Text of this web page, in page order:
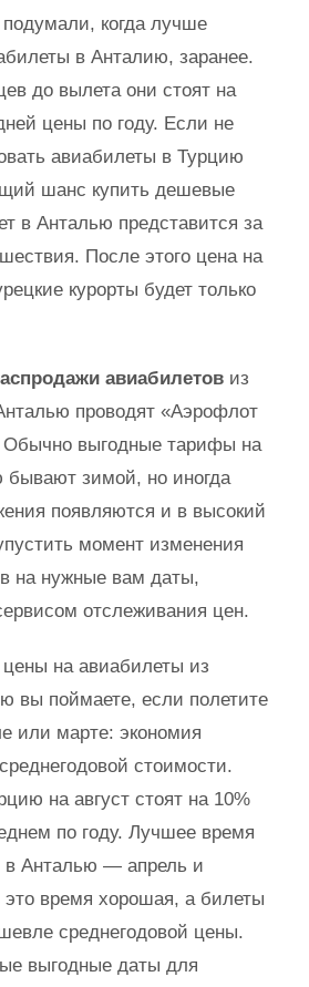
когда лучше
в Анталию, заранее.
до вылета они стоят на
цены по году. Если не
авиабилеты в Турцию
шанс купить дешевые
в Анталью представится за
После этого цена на
курорты будет только
авиабилетов из
проводят «Аэрофлот
Обычно выгодные тарифы на
бывают зимой, но иногда
появляются и в высокий
момент изменения
на нужные вам даты,
отслеживания цен.
на авиабилеты из
вы поймаете, если полетите
или марте: экономия
стоимости.
на август стоят на 10%
по году. Лучшее время
в Анталью — апрель и
это время хорошая, а билеты
среднегодовой цены.
выгодные даты для